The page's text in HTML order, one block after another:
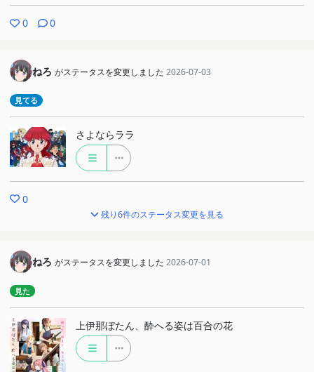
0 0
ねろ がステータスを変更しました 2026-07-03
見てる
さよならララ
0
残り6件のステータス変更を見る
ねろ がステータスを変更しました 2026-07-01
見た
上伊那ぼたん、酔へる姿は百合の花